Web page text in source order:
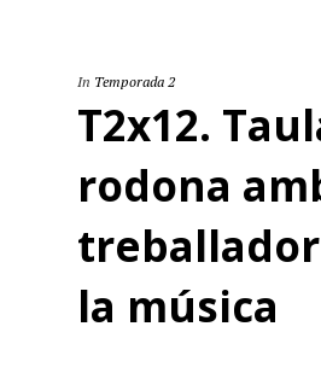
In Temporada 2
T2x12.
rodona
la música